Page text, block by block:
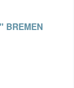
BREMEN